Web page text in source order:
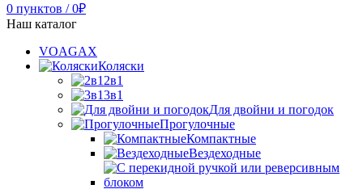
0 пунктов / 0₽
Наш каталог
VOAGAX
Коляски
2в1
3в1
Для двойни и погодок
Прогулочные
Компактные
Вездеходные